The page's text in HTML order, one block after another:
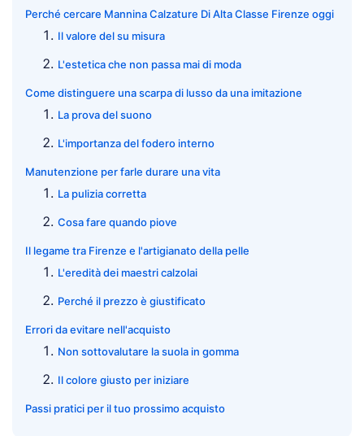
Perché cercare Mannina Calzature Di Alta Classe Firenze oggi
Il valore del su misura
L'estetica che non passa mai di moda
Come distinguere una scarpa di lusso da una imitazione
La prova del suono
L'importanza del fodero interno
Manutenzione per farle durare una vita
La pulizia corretta
Cosa fare quando piove
Il legame tra Firenze e l'artigianato della pelle
L'eredità dei maestri calzolai
Perché il prezzo è giustificato
Errori da evitare nell'acquisto
Non sottovalutare la suola in gomma
Il colore giusto per iniziare
Passi pratici per il tuo prossimo acquisto